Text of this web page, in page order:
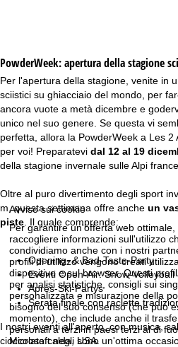
Avviso sui cookie
Per garantire un'offerta web
raccogliere informazioni sull'utilizzo
condividiamo anche con i nostri
profili di utilizzo vengono creati
dispositivo e sul browser. Questi
per analisi statistiche, consigli sui
personalizzata e misurazione della
bisogno del suo consenso (che può
momento), che include anche il
personali a terzi in paesi terzi al di
Microsoft negli USA.
g
e
PowderWeek: apertura della stagione
Per l'apertura della stagione, venite in
sciistici su ghiacciaio del mondo, per
ancora vuote a metà dicembre e
unico nel suo genere. Se questa vi
perfetta, allora la PowderWeek a Les
per voi! Preparatevi dal 12 al 19
della stagione invernale sulle Alpi
Oltre al puro divertimento degli sport
m, questa settimana offre anche un
piste . Il quale comprende:
Opening- & Bad-Taste-Party
Eventi Open-Air: Snow-
Après-Ski-Partys
Serata finale con raclette
I nostri eventi all'aperto, con musica,
cioccolata calda, sono un'ottima